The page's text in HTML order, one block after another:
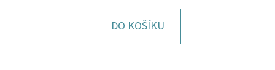
DO KOŠÍKU